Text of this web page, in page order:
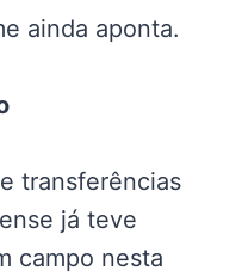
ainda aponta.
transferências
já teve
campo nesta